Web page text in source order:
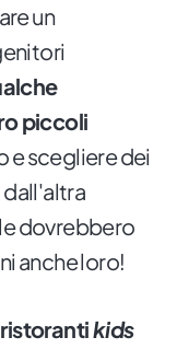
un
piccoli
e scegliere dei
dovrebbero
anche loro!
ristorantikids